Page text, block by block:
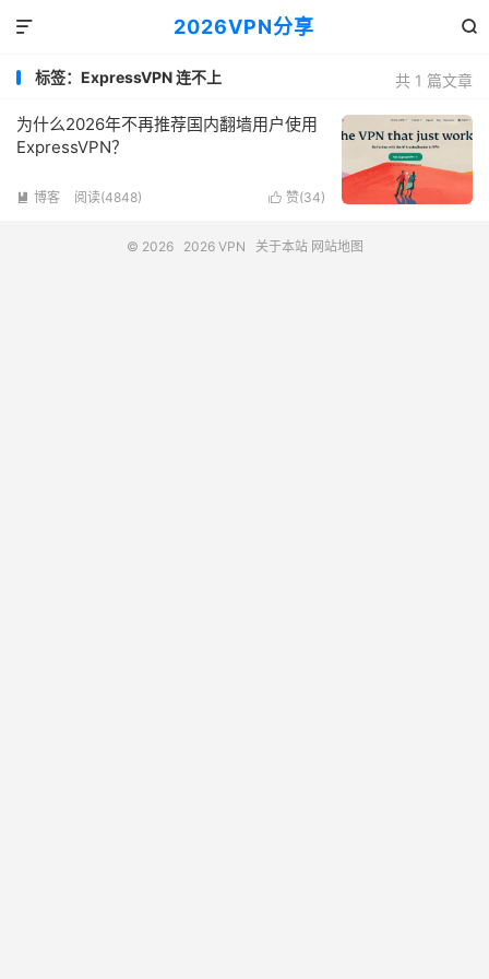
2026VPN分享 

共 1 篇文章
标签：ExpressVPN 连不上
为什么2026年不再推荐国内翻墙用户使用
ExpressVPN？
 赞(34)
 博客 阅读(4848)
© 2026 2026 VPN 关于本站 网站地图